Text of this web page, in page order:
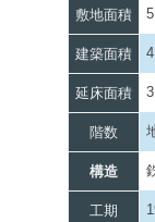
敷地面積
建築面積
延床面積
階数
構造
工期